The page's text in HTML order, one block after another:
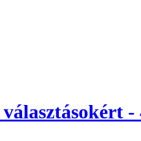
-